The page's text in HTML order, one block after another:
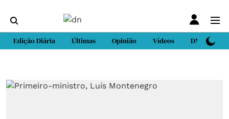
Edição Diária Últimas Opinião Vídeos DN Sport